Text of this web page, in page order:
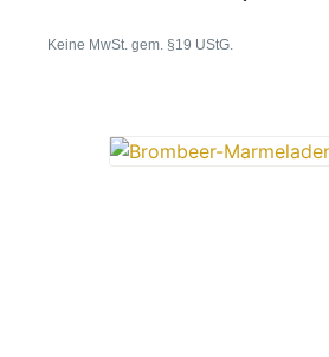
Keine MwSt. gem. §19 UStG.